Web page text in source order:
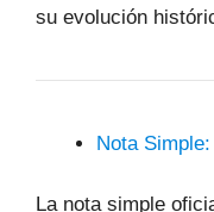
su evolución
Nota Simple:
La nota simple